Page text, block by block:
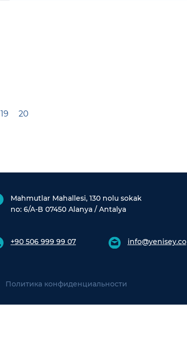
19 20
Mahmutlar Mahallesi, 130 nolu sokak
no: 6/A-B 07450 Alanya / Antalya
+90 506 999 99 07 info@yenisey.co
Политика конфиденциальности